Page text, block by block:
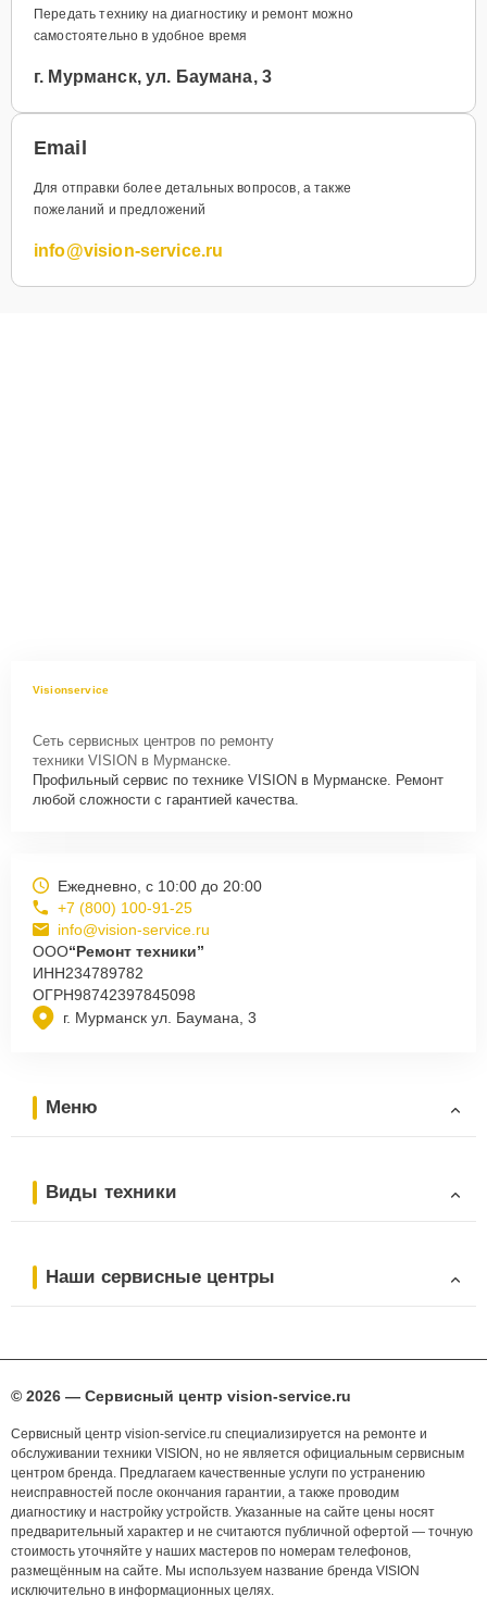
Передать технику на диагностику и ремонт можно
самостоятельно в удобное время
г. Мурманск, ул. Баумана, 3
Email
Для отправки более детальных вопросов, а также
пожеланий и предложений
info@vision-service.ru
Visionservice
Сеть сервисных центров по ремонту
техники VISION в Мурманске.
Профильный сервис по технике VISION в Мурманске. Ремонт
любой сложности с гарантией качества.
г. Мурманск ул. Баумана, 3
Ежедневно, с 10:00 до 20:00
+7 (800) 100-91-25
info@vision-service.ru
ООО“Ремонт техники”
ИНН234789782
ОГРН98742397845098
Меню
Виды техники
Наши сервисные центры
© 2026 — Сервисный центр vision-service.ru
Сервисный центр vision-service.ru специализируется на ремонте и
обслуживании техники VISION, но не является официальным сервисным
центром бренда. Предлагаем качественные услуги по устранению
неисправностей после окончания гарантии, а также проводим
диагностику и настройку устройств. Указанные на сайте цены носят
предварительный характер и не считаются публичной офертой — точную
стоимость уточняйте у наших мастеров по номерам телефонов,
размещённым на сайте. Мы используем название бренда VISION
исключительно в информационных целях.